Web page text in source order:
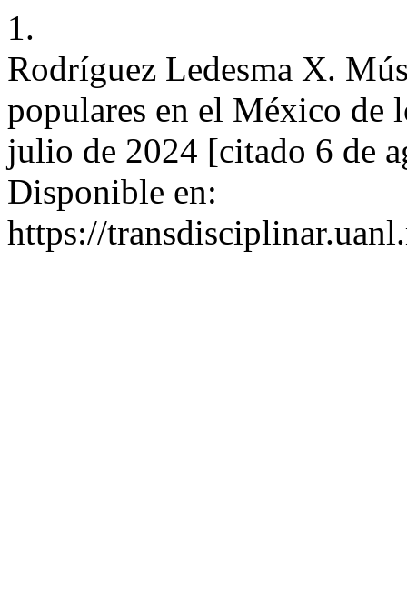
1.
Rodríguez Ledesma X.
populares en el México de
julio de 2024 [citado 6 de
Disponible en:
https://